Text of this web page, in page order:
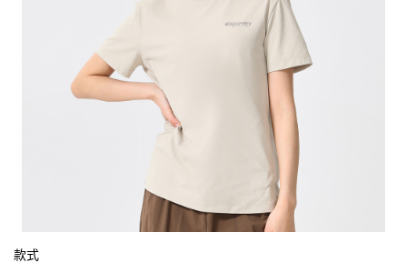
款式